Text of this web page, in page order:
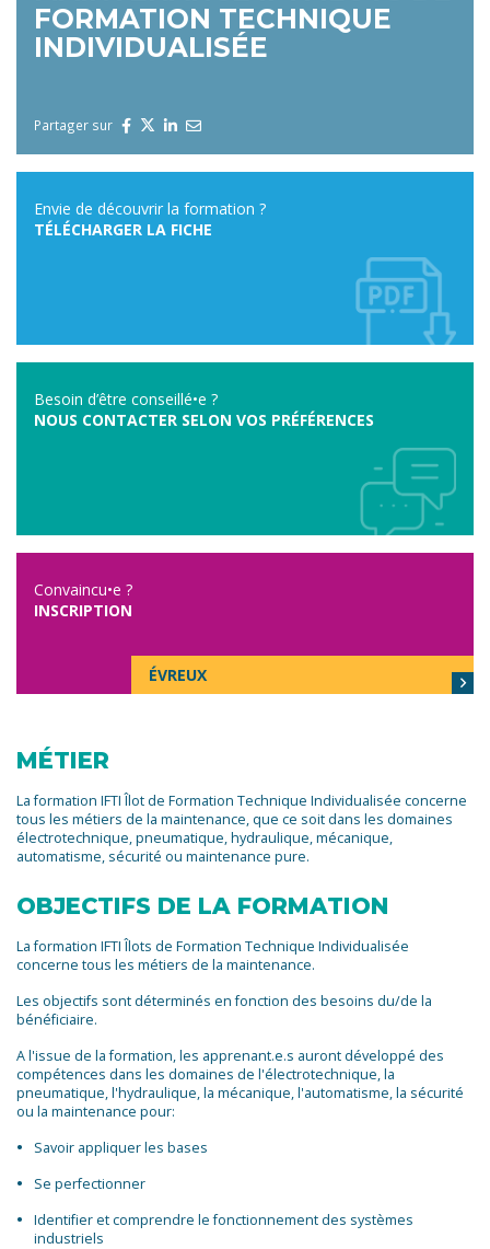
FORMATION TECHNIQUE
INDIVIDUALISÉE
Partager sur
Envie de découvrir la formation ?
TÉLÉCHARGER LA FICHE
Besoin d’être conseillé•e ?
NOUS CONTACTER SELON VOS PRÉFÉRENCES
Convaincu•e ?
INSCRIPTION
ÉVREUX
MÉTIER
La formation IFTI Îlot de Formation Technique Individualisée concerne
tous les métiers de la maintenance, que ce soit dans les domaines
électrotechnique, pneumatique, hydraulique, mécanique,
automatisme, sécurité ou maintenance pure.
OBJECTIFS DE LA FORMATION
La formation IFTI Îlots de Formation Technique Individualisée
concerne tous les métiers de la maintenance.
Les objectifs sont déterminés en fonction des besoins du/de la
bénéficiaire.
A l'issue de la formation, les apprenant.e.s auront développé des
compétences dans les domaines de l'électrotechnique, la
pneumatique, l'hydraulique, la mécanique, l'automatisme, la sécurité
ou la maintenance pour:
Savoir appliquer les bases
Se perfectionner
Identifier et comprendre le fonctionnement des systèmes
industriels